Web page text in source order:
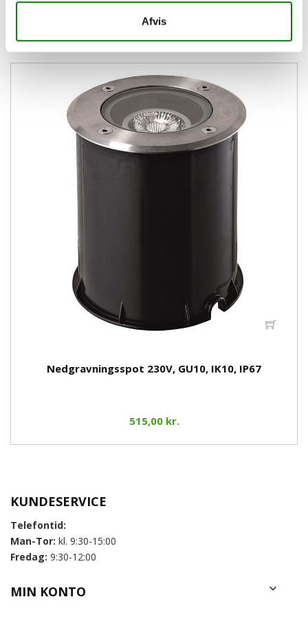
Afvis
PRODUKTER AF SAMME KATEGORI
Nedgravningsspot 230V, GU10, IK10, IP67
515,00 kr.
KUNDESERVICE
Telefontid:
Man-Tor: kl. 9:30-15:00
Fredag: 9:30-12:00
MIN KONTO 